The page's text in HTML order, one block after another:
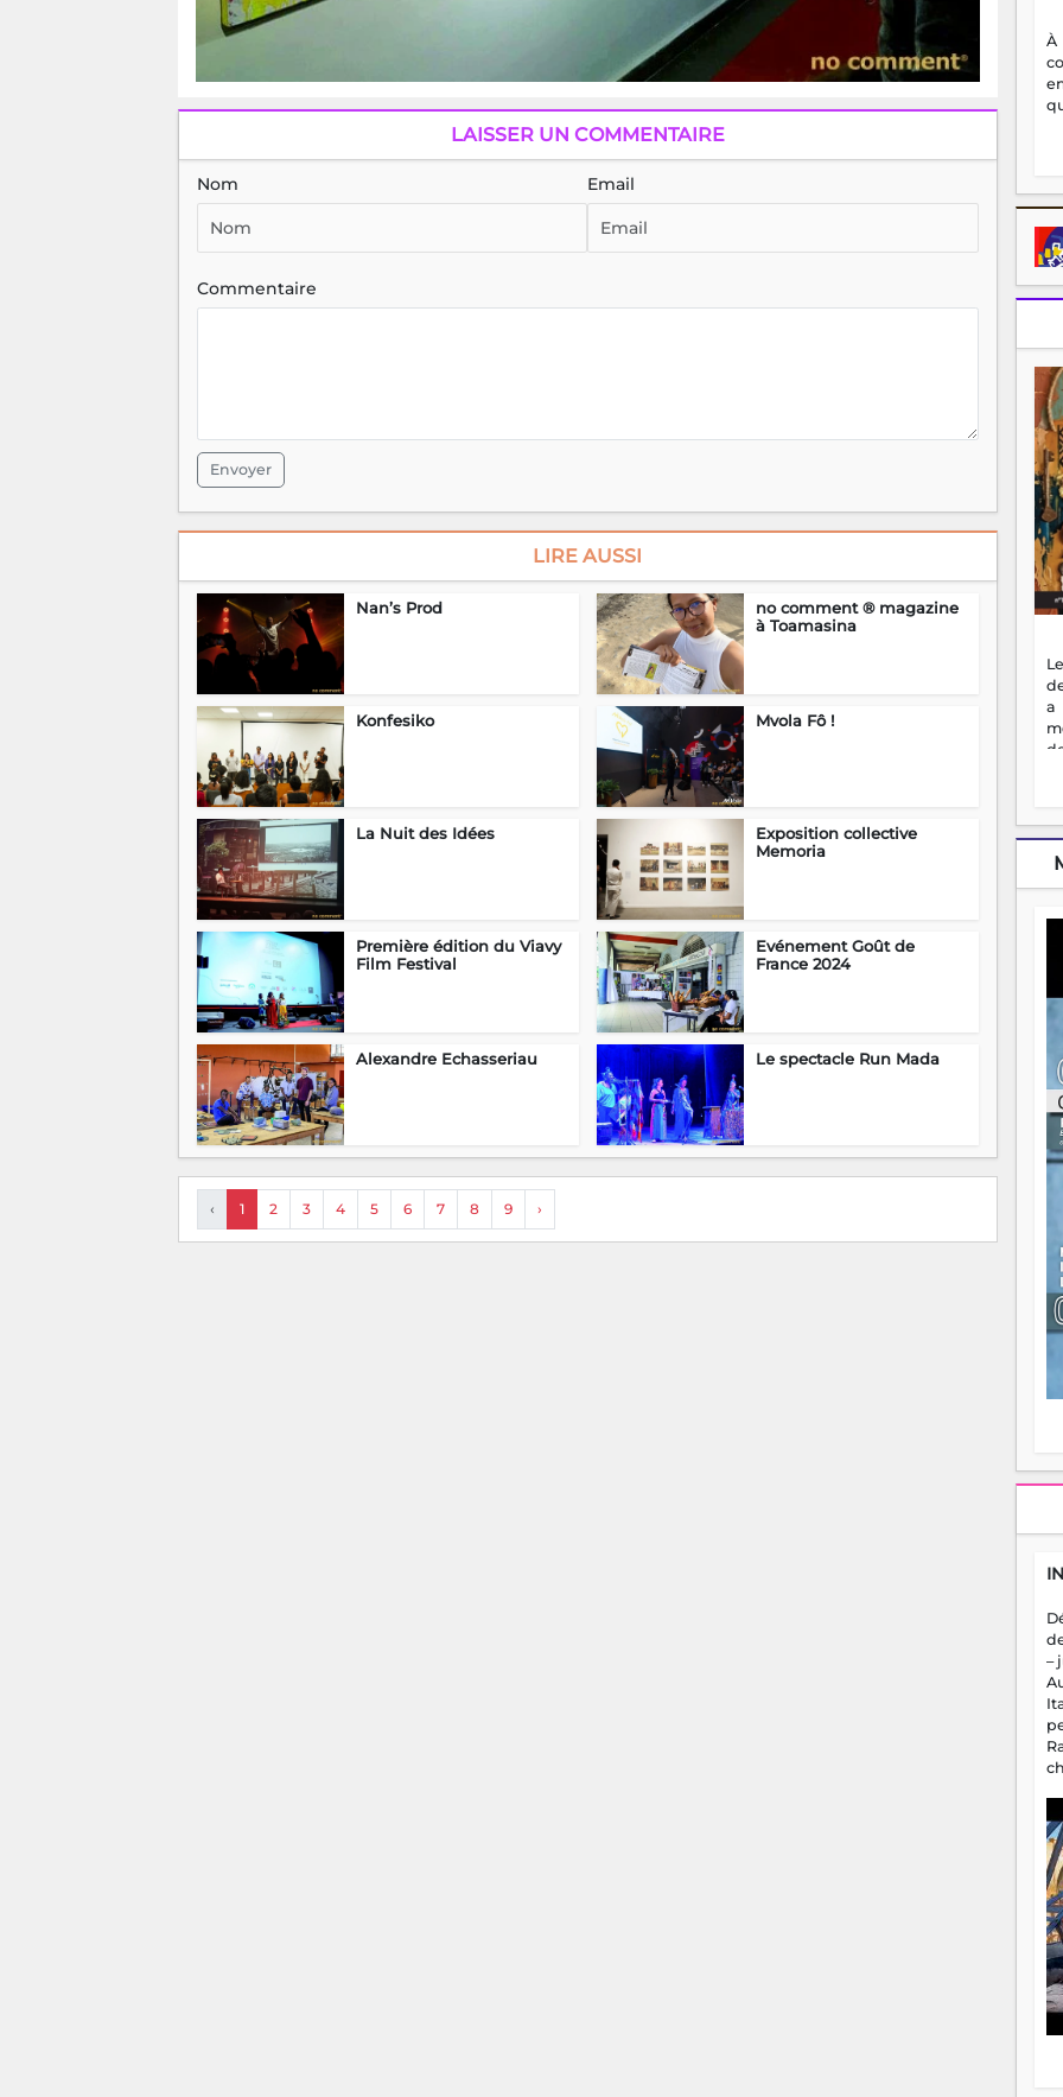
LAISSER UN COMMENTAIRE
Nom Email
Commentaire
Envoyer
LIRE AUSSI
Nan’s Prod
no comment ® magazine
à Toamasina
Konfesiko Mvola Fô !
La Nuit des Idées
Exposition collective
Memoria
Première édition du Viavy
Film Festival
Evénement Goût de
France 2024
Alexandre Echasseriau Le spectacle Run Mada
‹ 1 2 3 4 5 6 7 8 9 ›
a
–